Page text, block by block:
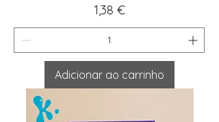
Preço
1,38 €
Adicionar ao carrinho